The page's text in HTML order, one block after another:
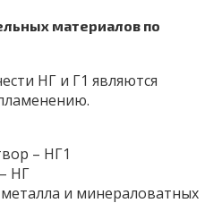
материалов по
НГ и Г1 являются
– НГ1
НГ
и минераловатных